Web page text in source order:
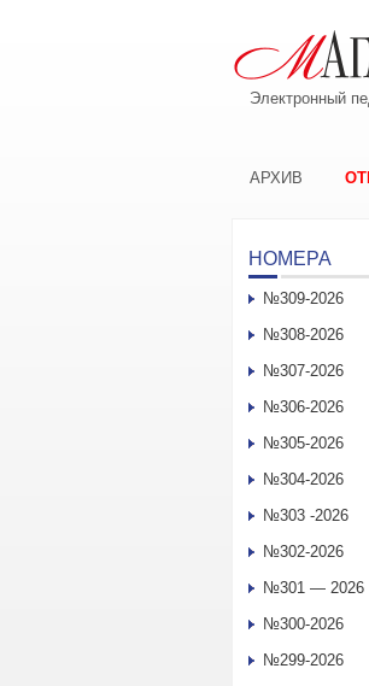
Электронный
АРХИВ
НОМЕРА
№309-2026
№308-2026
№307-2026
№306-2026
№305-2026
№304-2026
№303 -2026
№302-2026
№301 — 2026
№300-2026
№299-2026